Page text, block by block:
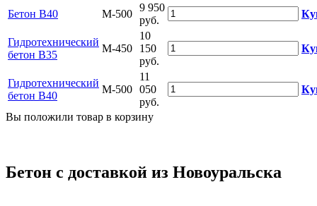
Бетон B40 М-500
9 950
руб.
Гидротехнический
бетон В35
М-450
10
150
руб.
Гидротехнический
бетон В40
М-500
11
050
руб.
Вы положили товар в корзину
Бетон с доставкой из Новоуральска